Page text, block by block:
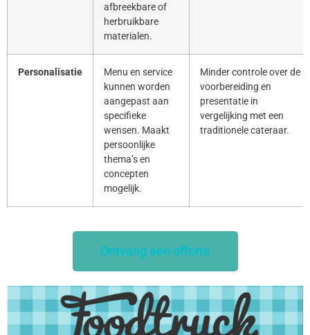
afbreekbare of
herbruikbare
materialen.
Personalisatie
Menu en service
kunnen worden
aangepast aan
specifieke
wensen. Maakt
persoonlijke
thema’s en
concepten
mogelijk.
Minder controle over de
voorbereiding en
presentatie in
vergelijking met een
traditionele cateraar.
Ontvang een offerte